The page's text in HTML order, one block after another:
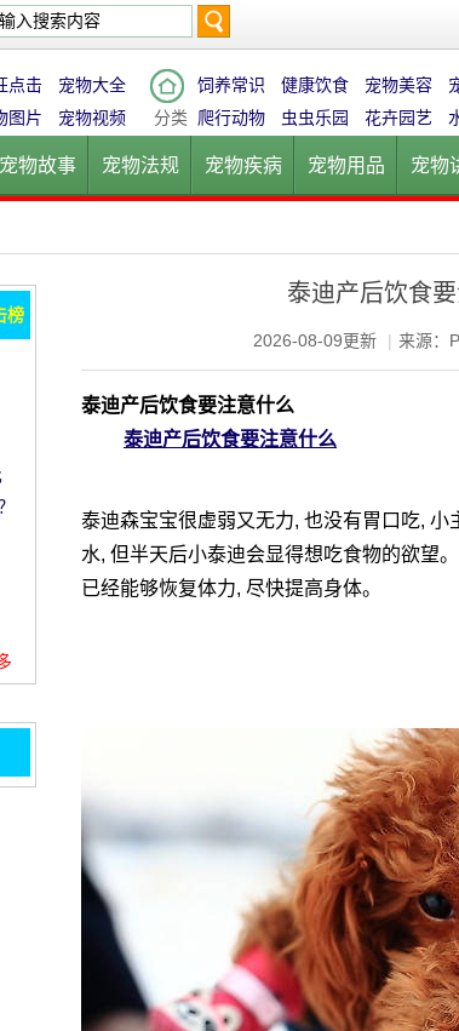
索
点击
宠物大全
图片
宠物视频 分类
饲养常识 健康饮食 宠物美容
爬行动物
虫虫乐园 花卉园艺
宠物故事 宠物法规 宠物疾病 宠物用品 宠物
泰迪产后饮食
2026-08-09更新 | 来源：
泰迪产后饮食要注意什么
泰迪产后饮食要注意什么
泰迪森宝宝很虚弱又无力, 也没有胃口吃,
水, 但半天后小泰迪会显得想吃食物的欲望
已经能够恢复体力, 尽快提高身体。
榜